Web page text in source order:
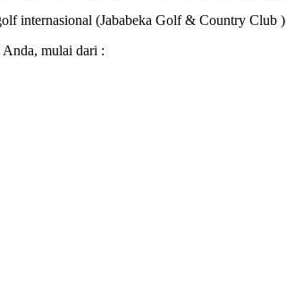
internasional (Jababeka Golf & Country Club )
mulai dari :